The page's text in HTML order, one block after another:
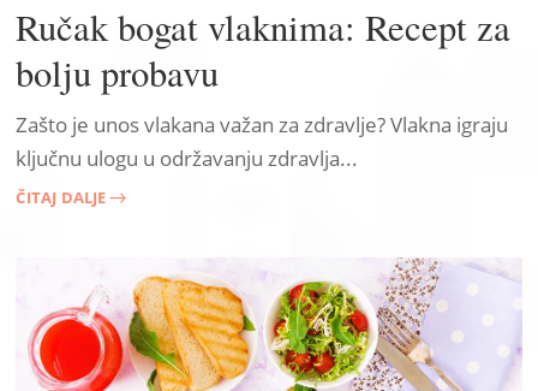
Ručak bogat vlaknima: Recept za
bolju probavu
Zašto je unos vlakana važan za zdravlje? Vlakna igraju
ključnu ulogu u održavanju zdravlja...
ČITAJ DALJE$